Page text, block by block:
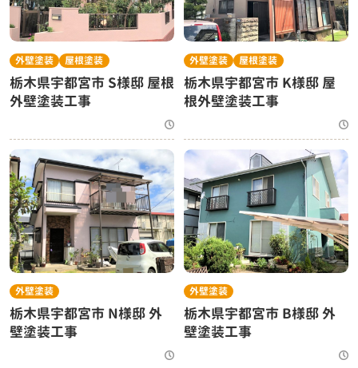
外壁塗装 屋根塗装
栃木県宇都宮市 S様邸 屋根
外壁塗装工事
外壁塗装 屋根塗装
栃木県宇都宮市 K様邸 屋
根外壁塗装工事
外壁塗装
栃木県宇都宮市 N様邸 外
壁塗装工事
外壁塗装
栃木県宇都宮市 B様邸 外
壁塗装工事